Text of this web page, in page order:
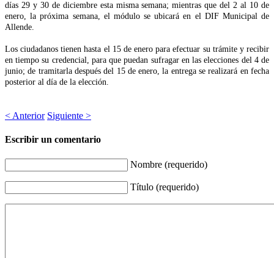
días 29 y 30 de diciembre esta misma semana; mientras que del 2 al 10 de
enero, la próxima semana, el módulo se ubicará en el DIF Municipal de
Allende.
Los ciudadanos tienen hasta el 15 de enero para efectuar su trámite y recibir
en tiempo su credencial, para que puedan sufragar en las elecciones del 4 de
junio; de tramitarla después del 15 de enero, la entrega se realizará en fecha
posterior al día de la elección.
< Anterior Siguiente >
Escribir un comentario
Nombre (requerido)
Título (requerido)